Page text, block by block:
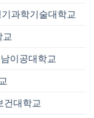
기과학기술대학교
교
남이공대학교
건대학교